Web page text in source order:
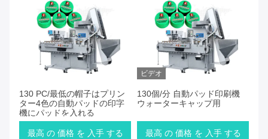
130 PC/最低の帽子はプリン
ター4色の自動パッドの印字
機にパッドを入れる
最高 の 価格 を 入手 する
ビデオ
130個/分 自動パッド印刷機
ウォーターキャップ用
最高 の 価格 を 入手 する